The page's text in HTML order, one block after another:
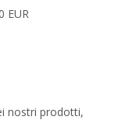
EUR
nostri prodotti,